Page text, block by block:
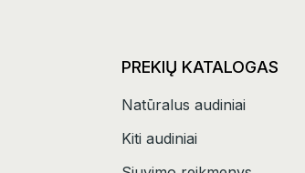
PREKIŲ KATALOGAS
Natūralus audiniai
Kiti audiniai